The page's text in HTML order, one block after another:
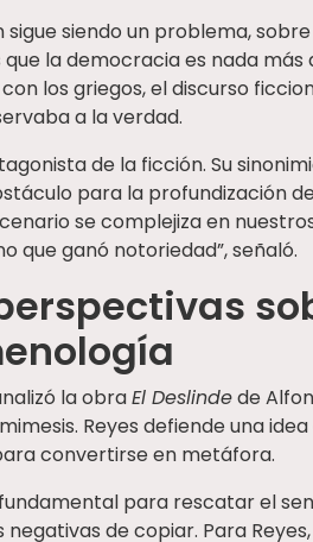
sigue siendo un problema,
la democracia es nada más
los griegos, el discurso
a la verdad.
de la ficción. Su
para la profundización
se complejiza en
que ganó notoriedad”, señaló.
la obraEl Deslindede
Reyes defiende una
convertirse en metáfora.
para rescatar el
de copiar. Para